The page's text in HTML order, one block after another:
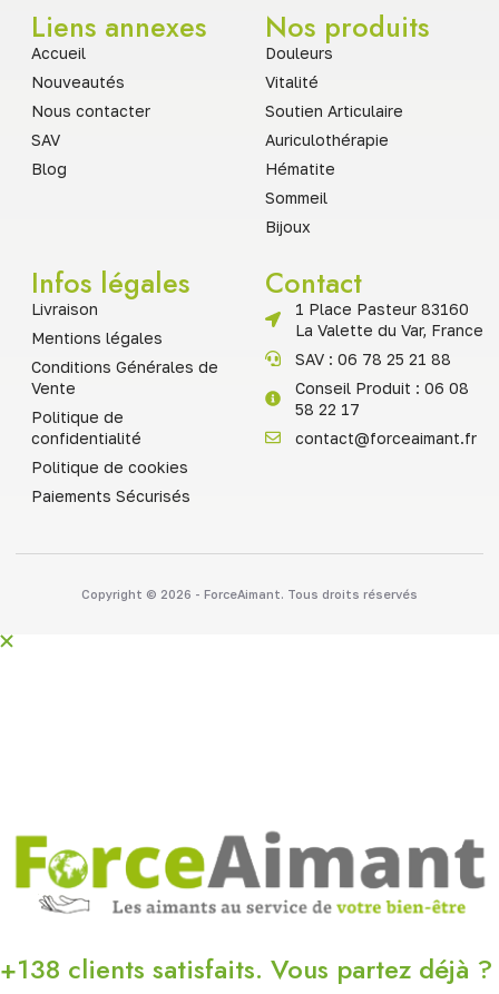
Liens annexes
Accueil
Nouveautés
Nous contacter
SAV
Blog
Nos produits
Douleurs
Vitalité
Soutien Articulaire
Auriculothérapie
Hématite
Sommeil
Bijoux
Infos légales
Livraison
Mentions légales
Conditions Générales de
Vente
Politique de
confidentialité
Politique de cookies
Paiements Sécurisés
Contact
1 Place Pasteur 83160
La Valette du Var, France
SAV : 06 78 25 21 88
Conseil Produit : 06 08
58 22 17
contact@forceaimant.fr
Copyright © 2026 - ForceAimant. Tous droits réservés
+138 clients satisfaits. Vous partez déjà ?